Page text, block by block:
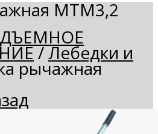
МТМ3,2
/Лебедки и
рычажная